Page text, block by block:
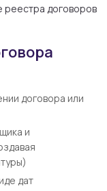
реестра договоров
договора или
и
дат